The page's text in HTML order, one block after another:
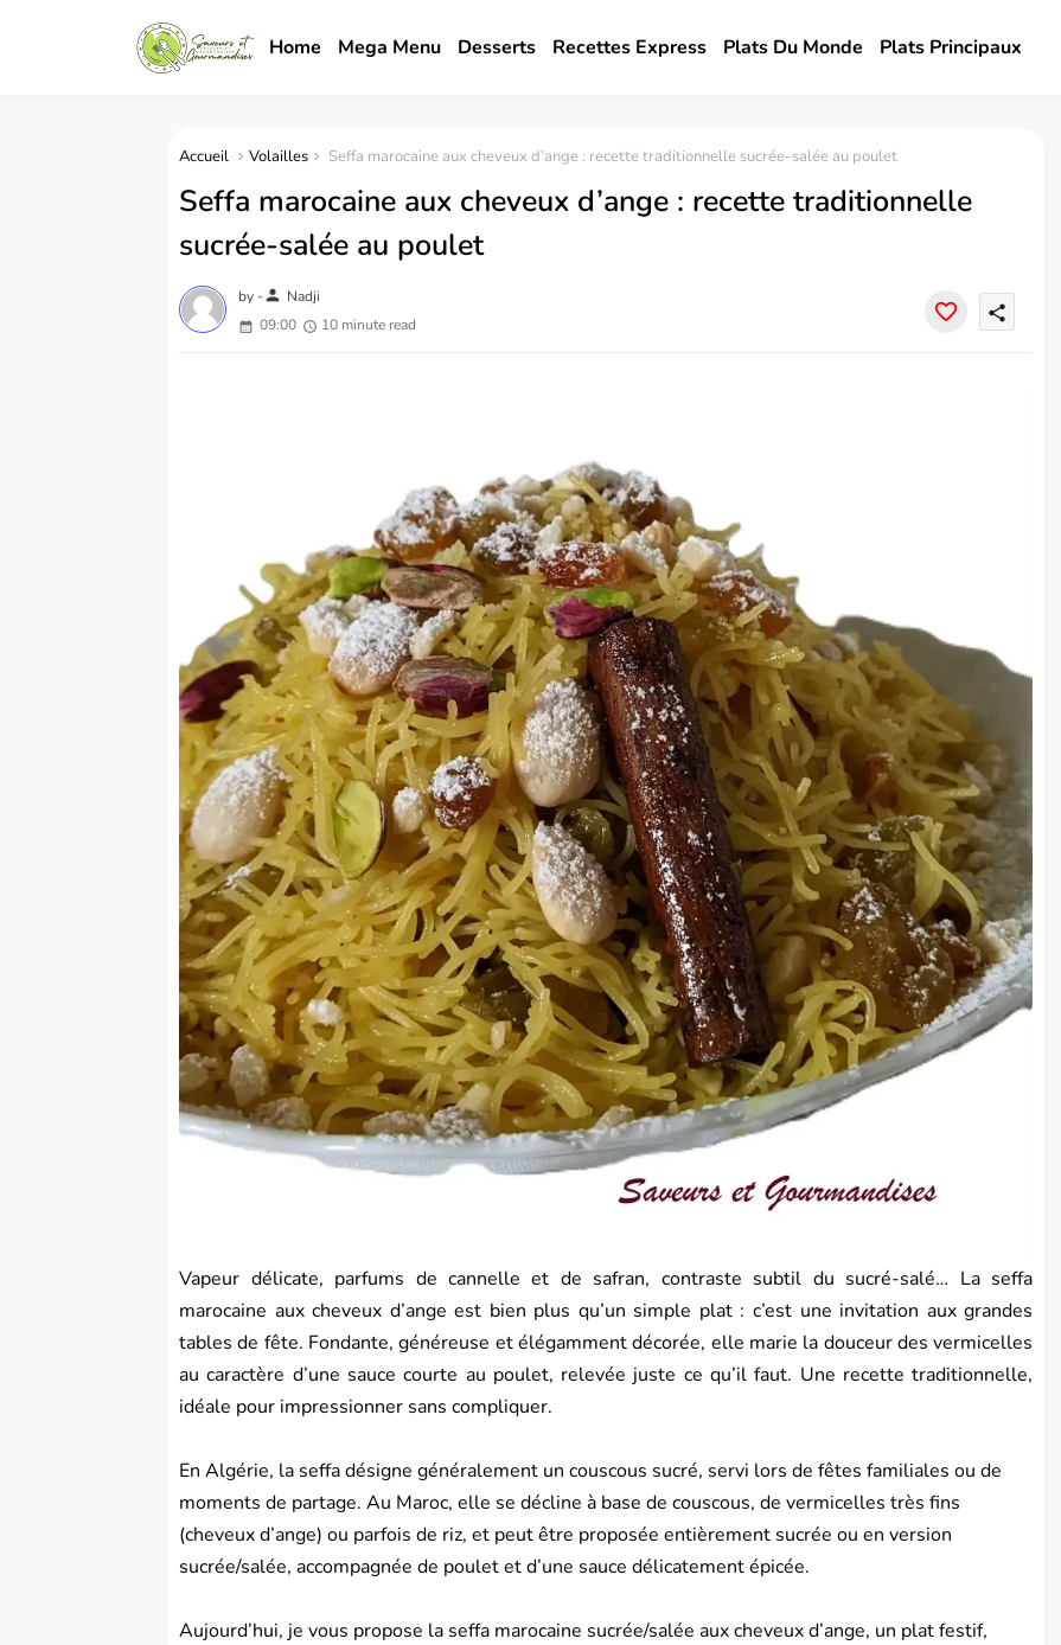
Home Mega Menu Desserts Recettes Express Plats Du Monde Plats Principaux
Accueil Volailles Seffa marocaine aux cheveux d’ange : recette traditionnelle sucrée-salée au poulet
Seffa marocaine aux cheveux d’ange : recette traditionnelle
sucrée-salée au poulet
by -person Nadji
09:00
10 minute read
share
Vapeur délicate, parfums de cannelle et de safran, contraste subtil du sucré-salé… La seffa
marocaine aux cheveux d’ange est bien plus qu’un simple plat : c’est une invitation aux grandes
tables de fête. Fondante, généreuse et élégamment décorée, elle marie la douceur des vermicelles
au caractère d’une sauce courte au poulet, relevée juste ce qu’il faut. Une recette traditionnelle,
idéale pour impressionner sans compliquer.
En Algérie, la seffa désigne généralement un couscous sucré, servi lors de fêtes familiales ou de
moments de partage. Au Maroc, elle se décline à base de couscous, de vermicelles très fins
(cheveux d’ange) ou parfois de riz, et peut être proposée entièrement sucrée ou en version
sucrée/salée, accompagnée de poulet et d’une sauce délicatement épicée.
Aujourd’hui, je vous propose la seffa marocaine sucrée/salée aux cheveux d’ange, un plat festif,